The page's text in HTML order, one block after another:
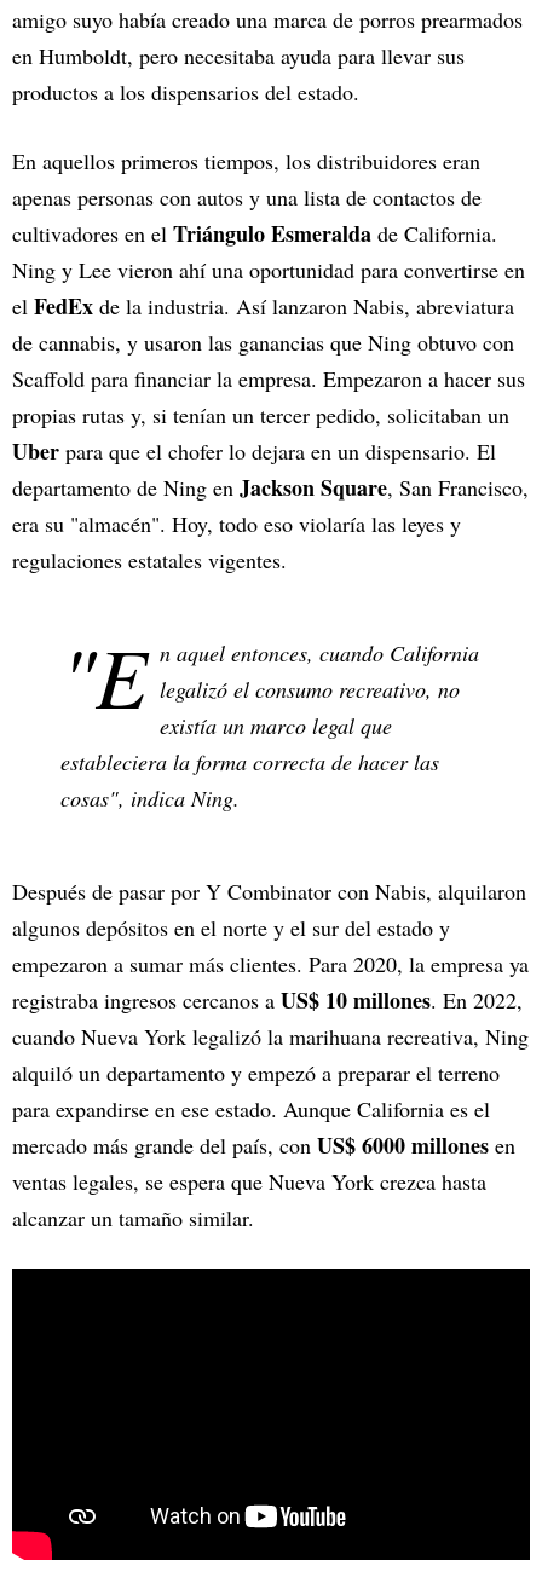
amigo suyo había creado una marca de porros prearmados
en Humboldt, pero necesitaba ayuda para llevar sus
productos a los dispensarios del estado.
En aquellos primeros tiempos, los distribuidores eran
apenas personas con autos y una lista de contactos de
cultivadores en el Triángulo Esmeralda de California.
Ning y Lee vieron ahí una oportunidad para convertirse en
el FedEx de la industria. Así lanzaron Nabis, abreviatura
de cannabis, y usaron las ganancias que Ning obtuvo con
Scaffold para financiar la empresa. Empezaron a hacer sus
propias rutas y, si tenían un tercer pedido, solicitaban un
Uber para que el chofer lo dejara en un dispensario. El
departamento de Ning en Jackson Square, San Francisco,
era su "almacén". Hoy, todo eso violaría las leyes y
regulaciones estatales vigentes.
"E n aquel entonces, cuando California
legalizó el consumo recreativo, no
existía un marco legal que
estableciera la forma correcta de hacer las
cosas", indica Ning.
Después de pasar por Y Combinator con Nabis, alquilaron
algunos depósitos en el norte y el sur del estado y
empezaron a sumar más clientes. Para 2020, la empresa ya
registraba ingresos cercanos a US$ 10 millones. En 2022,
cuando Nueva York legalizó la marihuana recreativa, Ning
alquiló un departamento y empezó a preparar el terreno
para expandirse en ese estado. Aunque California es el
mercado más grande del país, con US$ 6000 millones en
ventas legales, se espera que Nueva York crezca hasta
alcanzar un tamaño similar.